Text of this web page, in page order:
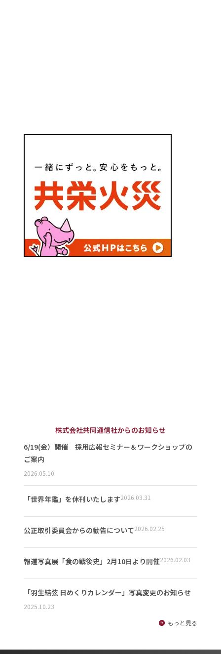
株式会社共同通信社からのお知らせ
6/19(金）開催 採用広報セミナー＆ワークショップの
ご案内
2026.05.10
「世界年鑑」を休刊いたします2026.03.31
公正取引委員会からの勧告について2026.02.25
報道写真展「食の戦後史」2月10日より開催2026.02.03
「羽生結弦 日めくりカレンダー」写真変更のお知らせ
2025.10.23
もっと見る